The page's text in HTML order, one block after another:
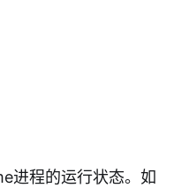
进程的运行状态。如